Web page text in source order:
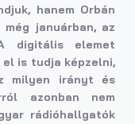
hanem Orbán
januárban, az
digitális elemet
el is tudja képzelni,
milyen irányt és
azonban nem
rádióhallgatók